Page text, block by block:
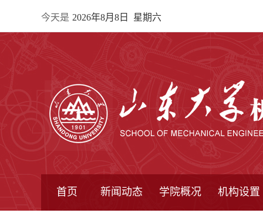
今天是 2026年8月8日 星期六
首页 新闻动态 学院概况 机构设置